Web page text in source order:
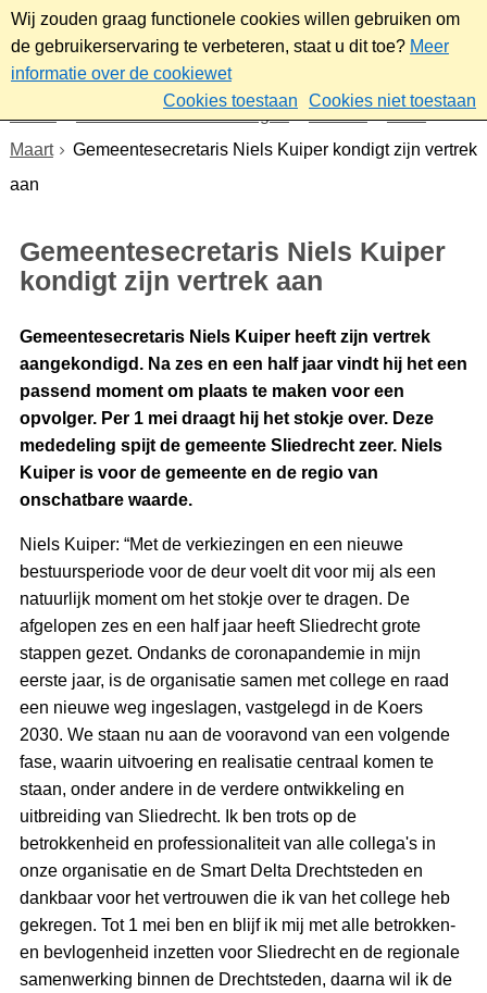
Wij zouden graag functionele cookies willen gebruiken om
de gebruikerservaring te verbeteren, staat u dit toe? Meer
informatie over de cookiewet
Cookies toestaan
Cookies niet toestaan
Nieuws & bekendmakingen Nieuws
2026
Maart
Gemeentesecretaris Niels Kuiper kondigt zijn vertrek
aan
Gemeentesecretaris Niels Kuiper
kondigt zijn vertrek aan
Gemeentesecretaris Niels Kuiper heeft zijn vertrek
aangekondigd. Na zes en een half jaar vindt hij het een
passend moment om plaats te maken voor een
opvolger. Per 1 mei draagt hij het stokje over. Deze
mededeling spijt de gemeente Sliedrecht zeer. Niels
Kuiper is voor de gemeente en de regio van
onschatbare waarde.
Niels Kuiper: “Met de verkiezingen en een nieuwe
bestuursperiode voor de deur voelt dit voor mij als een
natuurlijk moment om het stokje over te dragen. De
afgelopen zes en een half jaar heeft Sliedrecht grote
stappen gezet. Ondanks de coronapandemie in mijn
eerste jaar, is de organisatie samen met college en raad
een nieuwe weg ingeslagen, vastgelegd in de Koers
2030. We staan nu aan de vooravond van een volgende
fase, waarin uitvoering en realisatie centraal komen te
staan, onder andere in de verdere ontwikkeling en
uitbreiding van Sliedrecht. Ik ben trots op de
betrokkenheid en professionaliteit van alle collega's in
onze organisatie en de Smart Delta Drechtsteden en
dankbaar voor het vertrouwen die ik van het college heb
gekregen. Tot 1 mei ben en blijf ik mij met alle betrokken-
en bevlogenheid inzetten voor Sliedrecht en de regionale
samenwerking binnen de Drechtsteden, daarna wil ik de